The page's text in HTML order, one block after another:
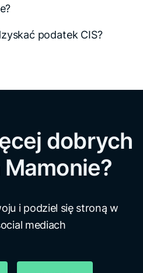
podatek CIS?
dobrych
i podziel się stroną w
mediach